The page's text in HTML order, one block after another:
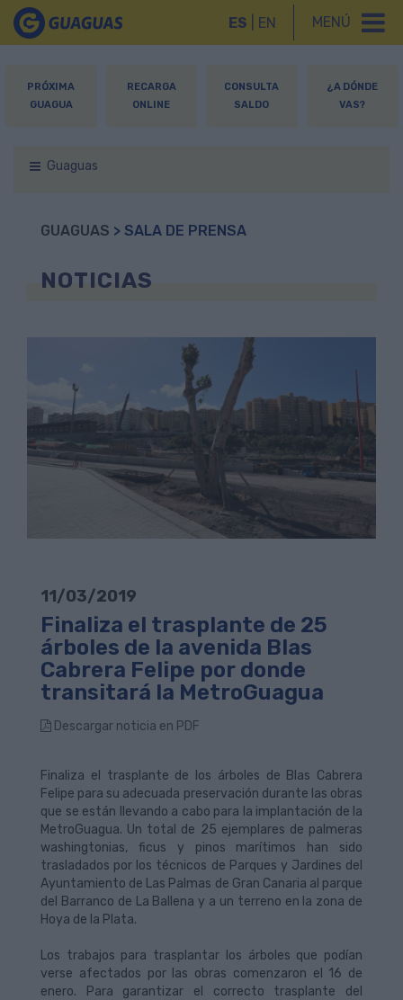
MENÚ
ES EN
PRÓXIMA
GUAGUA
RECARGA
ONLINE
CONSULTA
SALDO
¿A DÓNDE
VAS?
Guaguas
GUAGUAS > SALA DE PRENSA
NOTICIAS
11/03/2019
Finaliza el trasplante de 25
árboles de la avenida Blas
Cabrera Felipe por donde
transitará la MetroGuagua
Descargar noticia en PDF
Finaliza el trasplante de los árboles de Blas Cabrera
Felipe para su adecuada preservación durante las obras
que se están llevando a cabo para la implantación de la
MetroGuagua. Un total de 25 ejemplares de palmeras
washingtonias, ficus y pinos marítimos han sido
trasladados por los técnicos de Parques y Jardines del
Ayuntamiento de Las Palmas de Gran Canaria al parque
del Barranco de La Ballena y a un terreno en la zona de
Hoya de la Plata.
Los trabajos para trasplantar los árboles que podían
verse afectados por las obras comenzaron el 16 de
enero. Para garantizar el correcto trasplante del